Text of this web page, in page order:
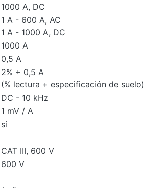
1000 A, DC
1 A - 600 A, AC
1 A - 1000 A, DC
1000 A
0,5 A
2% + 0,5 A
(% lectura + especificación de suelo)
DC - 10 kHz
1 mV / A
sí
CAT III, 600 V
600 V